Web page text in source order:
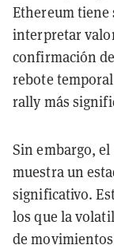
Ethereum tiene
interpretar
confirmación
rebote
rally más
Sin embargo,
muestra un
significativo.
los que la
de